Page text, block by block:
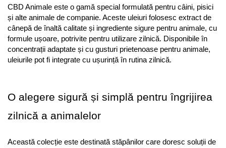
CBD Animale este o gamă special formulată pentru câini, pisici
și alte animale de companie. Aceste uleiuri folosesc extract de
cânepă de înaltă calitate și ingrediente sigure pentru animale, cu
formule ușoare, potrivite pentru utilizare zilnică. Disponibile în
concentrații adaptate și cu gusturi prietenoase pentru animale,
uleiurile pot fi integrate cu ușurință în rutina zilnică.
O alegere sigură și simplă pentru îngrijirea
zilnică a animalelor
Această colecție este destinată stăpânilor care doresc soluții de